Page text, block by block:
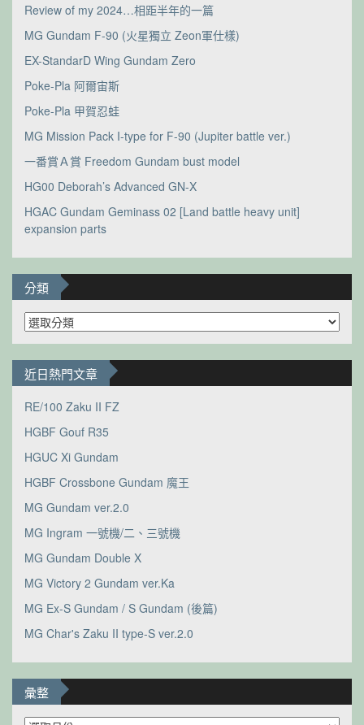
Review of my 2024…相距半年的一篇
MG Gundam F-90 (火星獨立 Zeon軍仕樣)
EX-StandarD Wing Gundam Zero
Poke-Pla 阿爾宙斯
Poke-Pla 甲賀忍蛙
MG Mission Pack I-type for F-90 (Jupiter battle ver.)
一番賞Ａ賞 Freedom Gundam bust model
HG00 Deborah’s Advanced GN-X
HGAC Gundam Geminass 02 [Land battle heavy unit]
expansion parts
分類
分
類
近日熱門文章
RE/100 Zaku II FZ
HGBF Gouf R35
HGUC Xi Gundam
HGBF Crossbone Gundam 魔王
MG Gundam ver.2.0
MG Ingram 一號機/二、三號機
MG Gundam Double X
MG Victory 2 Gundam ver.Ka
MG Ex-S Gundam / S Gundam (後篇)
MG Char's Zaku II type-S ver.2.0
彙整